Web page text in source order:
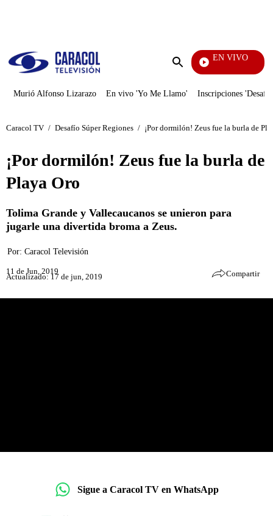
Enviar
EN VIVO
Televentas
Murió Alfonso Lizarazo En vivo 'Yo Me Llamo' Inscripciones
Caracol TV / Desafío Súper Regiones / ¡Por dormilón! Zeus fue la burla de
¡Por dormilón! Zeus fue la burla de
Playa Oro
Tolima Grande y Vallecaucanos se unieron para
jugarle una divertida broma a Zeus.
Por: Caracol Televisión
11 de Jun, 2019
Actualizado: 17 de jun, 2019 Compartir
Sigue a Caracol TV en WhatsApp